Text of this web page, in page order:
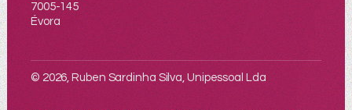
7005-145
Évora
© 2026, Ruben Sardinha Silva, Unipessoal Lda